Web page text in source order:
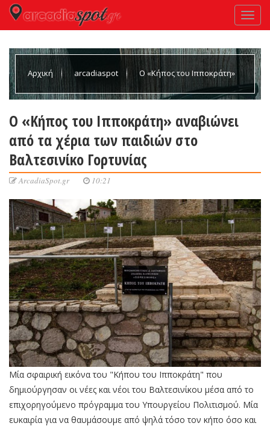
Αρχική arcadiaspot Ο «Κήπος του Ιπποκράτη»
Ο «Κήπος του Ιπποκράτη» αναβιώνει
από τα χέρια των παιδιών στο
Βαλτεσινίκο Γορτυνίας
ArcadiaSpot.gr 10:21
Μία σφαιρική εικόνα του "Κήπου του Ιπποκράτη" που
δημιούργησαν οι νέες και νέοι του Βαλτεσινίκου μέσα από το
επιχορηγούμενο πρόγραμμα του Υπουργείου Πολιτισμού. Μία
ευκαιρία για να θαυμάσουμε από ψηλά τόσο τον κήπο όσο και